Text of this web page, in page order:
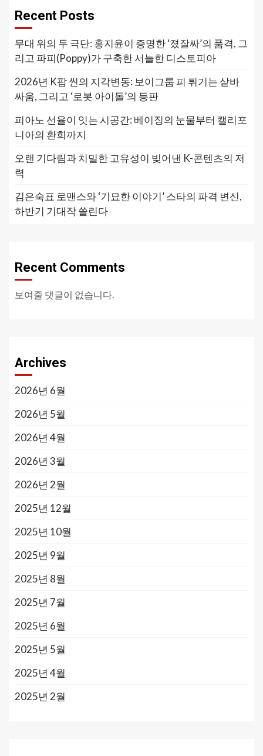
Recent Posts
무대 위의 두 극단: 홍지윤이 증명한 ‘졌잘싸’의 품격, 그
리고 파피(Poppy)가 구축한 서늘한 디스토피아
2026년 K팝 씬의 지각변동: 보이그룹 피 튀기는 샅바
싸움, 그리고 ‘로봇 아이돌’의 등판
피아노 선율이 잇는 시공간: 베이징의 눈물부터 캘리포
니아의 환희까지
오랜 기다림과 치밀한 고유성이 빚어낸 K-콘텐츠의 저
력
김은숙표 로맨스와 ‘기묘한 이야기’ 스타의 파격 변신,
하반기 기대작 쏠린다
Recent Comments
보여줄 댓글이 없습니다.
Archives
2026년 6월
2026년 5월
2026년 4월
2026년 3월
2026년 2월
2025년 12월
2025년 10월
2025년 9월
2025년 8월
2025년 7월
2025년 6월
2025년 5월
2025년 4월
2025년 2월